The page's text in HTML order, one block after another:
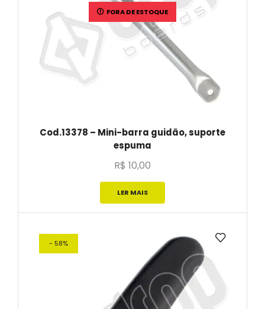
FORA DE ESTOQUE
Cod.13378 – Mini-barra guidão, suporte
espuma
R$ 10,00
LER MAIS
- 58%